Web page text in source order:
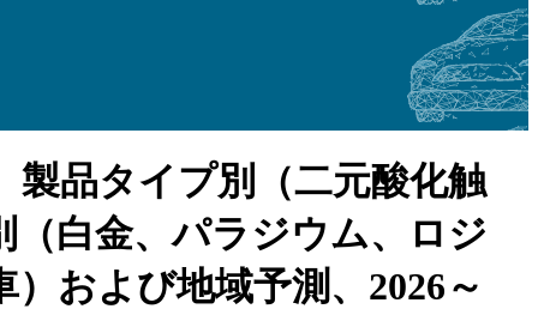
製品タイプ別（二元酸化触
（白金、パラジウム、ロジ
および地域予測、2026～